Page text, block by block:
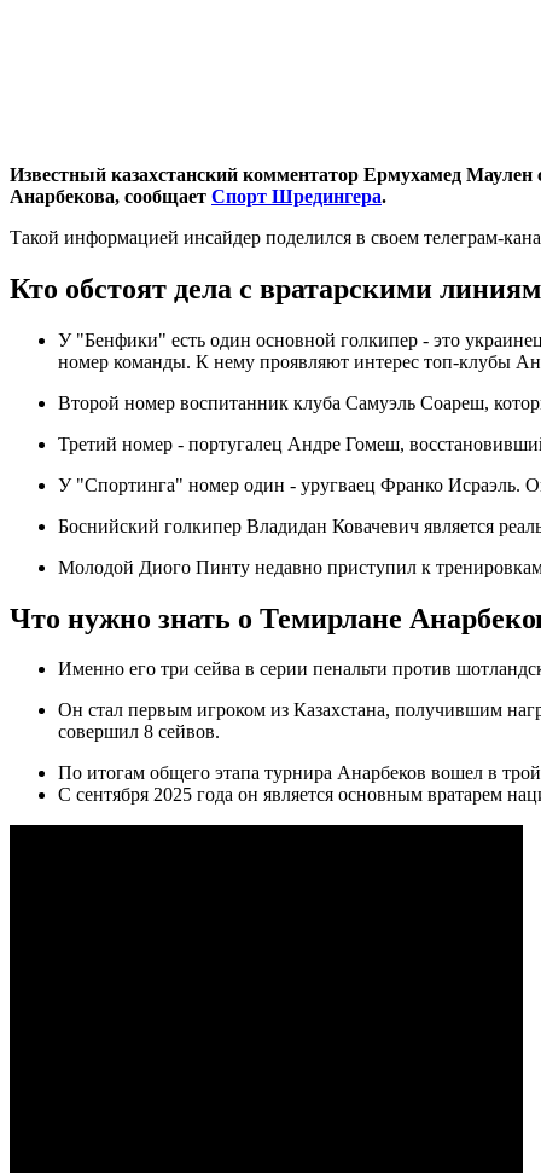
Известный казахстанский комментатор Ермухамед
Анарбекова, сообщает Спорт Шредингера.
Такой информацией инсайдер поделился в своем телеграм-
Кто обстоят дела с вратарскими
У "Бенфики" есть один основной голкипер - это
номер команды. К нему проявляют интерес топ-клубы
Второй номер воспитанник клуба Самуэль Соареш,
Третий номер - португалец Андре Гомеш,
У "Спортинга" номер один - уругваец Франко Исраэль.
Боснийский голкипер Владидан Ковачевич является
Молодой Диого Пинту недавно приступил к
Что нужно знать о Темирлане
Именно его три сейва в серии пенальти против
Он стал первым игроком из Казахстана, получившим
совершил 8 сейвов.
По итогам общего этапа турнира Анарбеков вошел в
С сентября 2025 года он является основным вратарем